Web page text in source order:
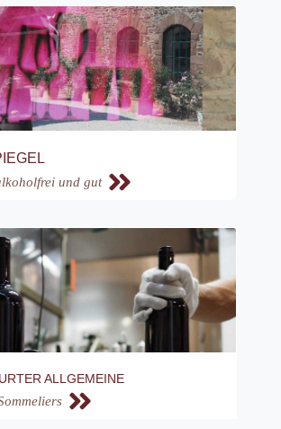
und gut
ALLGEMEINE